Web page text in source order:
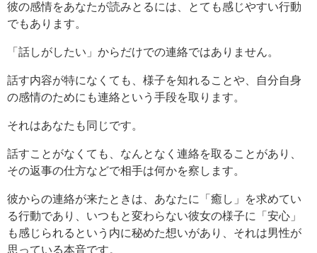
彼の感情をあなたが読みとるには、とても感じやすい行動
でもあります。
「話しがしたい」からだけでの連絡ではありません。
話す内容が特になくても、様子を知れることや、自分自身
の感情のためにも連絡という手段を取ります。
それはあなたも同じです。
話すことがなくても、なんとなく連絡を取ることがあり、
その返事の仕方などで相手は何かを察します。
彼からの連絡が来たときは、あなたに「癒し」を求めてい
る行動であり、いつもと変わらない彼女の様子に「安心」
も感じられるという内に秘めた想いがあり、それは男性が
思っている本音です。